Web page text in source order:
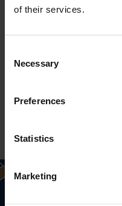
of their services.
Selection
Necessary
Preferences
Statistics
Marketing